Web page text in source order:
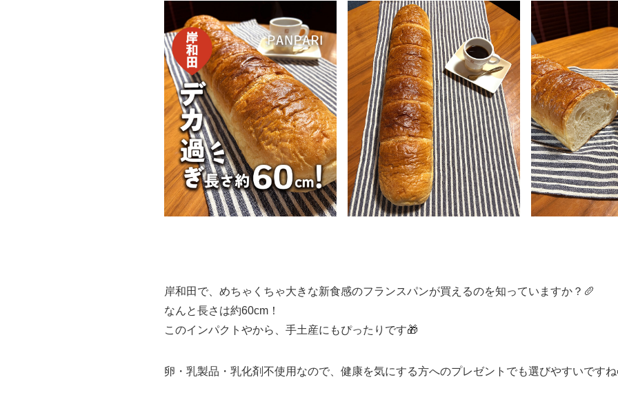
岸和田で、めちゃくちゃ大きな新食感のフランスパンが買えるのを知っていますか？🥖
なんと長さは約60cm！
このインパクトやから、手土産にもぴったりです🎁
卵・乳製品・乳化剤不使用なので、健康を気にする方へのプレゼントでも選びやすいです